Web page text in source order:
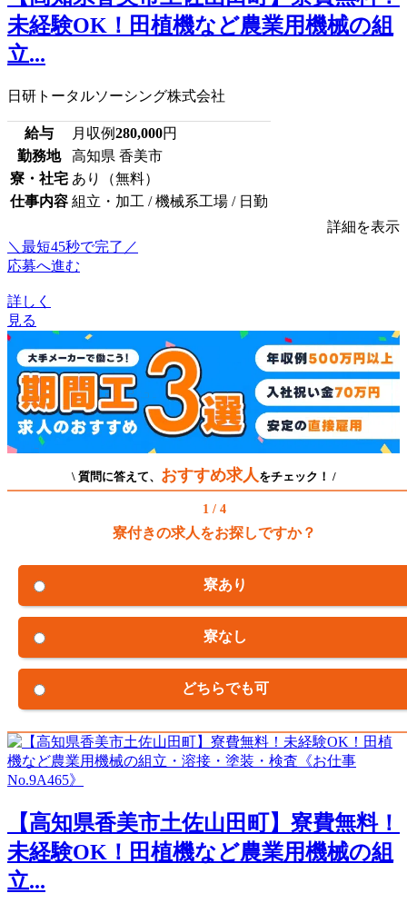
未経験OK！田植機など農業用機械の組
立...
日研トータルソーシング株式会社
給与 月収例280,000円
勤務地
高知県 香美市
寮・社宅 あり（無料）
仕事内容 組立・加工 / 機械系工場 / 日勤
詳細を表示
＼最短45秒で完了／
応募へ進む
詳しく
見る
\ 質問に答えて、 おすすめ求人 をチェック！ /
1 / 4
寮付きの求人をお探しですか？
寮あり
寮なし
どちらでも可
【高知県香美市土佐山田町】寮費無料！
未経験OK！田植機など農業用機械の組
立...